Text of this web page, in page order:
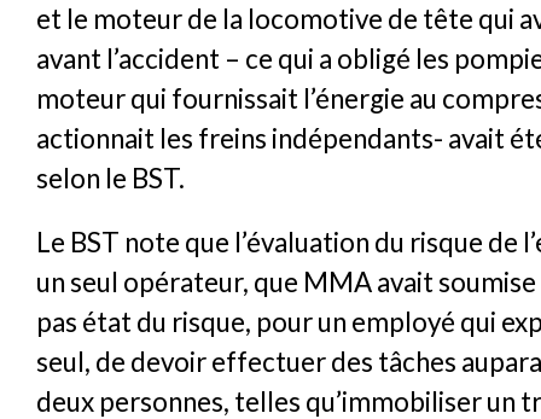
et le moteur de la locomotive de tête qui
avant l’accident – ce qui a obligé les
moteur qui fournissait l’énergie au
actionnait les freins indépendants- avait
selon le BST.
Le BST note que l’évaluation du risque de
un seul opérateur, que MMA avait soumise
pas état du risque, pour un employé qui
seul, de devoir effectuer des tâches
deux personnes, telles qu’immobiliser un